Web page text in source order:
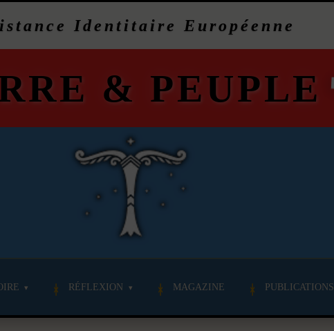
Identitaire Européenne
& PEUPLE
RÉFLEXION MAGAZINE PUBLICATIONS